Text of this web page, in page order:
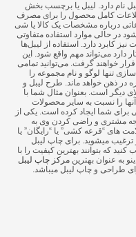
نام دارد. لیبل یا برچسب بخش
کامل محصول را برای مصرف
درباره مشخصات یک کالا یا شی
در حالی موارد استفاده متفاوتی
کابرد دارد. استفاده از لیبل‌ها
می‌تواند مهم واقع شود. این
خواهند گرفت. می‌توانید تمامی
تنها لوگو و نام مجموعه را
در ذهن خواهد ماند. طرح لیبل و
دیگر است. بعنوان مثال شما با
را نسبت به سایر محصولات
شما ایجاد کرده است. یکی از
مشتری و راضی کردن وی به
های “قرعه کشی” یا “رایگان” یا
میشوید. برای چاپ لیبل
که بتوانند بهترین کیفیت را با
به عنوان بهترین مرکز چاپ لیبل
طراحی و چاپ لیبل میباشد.